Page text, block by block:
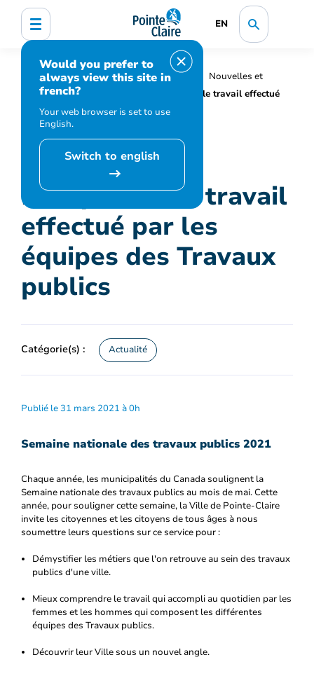
EN
Would you prefer to
always view this site in
french?
Your web browser is set to use
English.
Switch to english
Accueil Organisation municipale
Nouvelles et
médias
Actualités
Démystifier le travail effectué
par les équipes des Travaux publics
Démystifier le travail
effectué par les
équipes des Travaux
publics
Catégorie(s) : Actualité
Publié le 31 mars 2021 à 0h
Semaine nationale des travaux publics 2021
Chaque année, les municipalités du Canada soulignent la
Semaine nationale des travaux publics au mois de mai. Cette
année, pour souligner cette semaine, la Ville de Pointe-Claire
invite les citoyennes et les citoyens de tous âges à nous
soumettre leurs questions sur ce service pour :
Démystifier les métiers que l'on retrouve au sein des travaux
publics d'une ville.
Mieux comprendre le travail qui accompli au quotidien par les
femmes et les hommes qui composent les différentes
équipes des Travaux publics.
Découvrir leur Ville sous un nouvel angle.